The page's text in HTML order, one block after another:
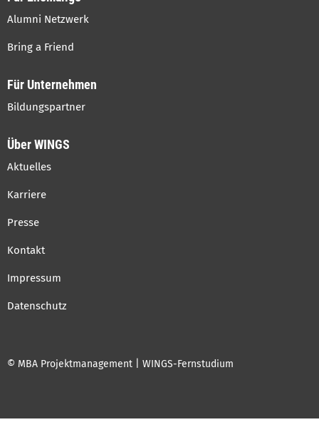
Alumni Netzwerk
Bring a Friend
Für Unternehmen
Bildungspartner
Über WINGS
Aktuelles
Karriere
Presse
Kontakt
Impressum
Datenschutz
© MBA Projektmanagement | WINGS-Fernstudium